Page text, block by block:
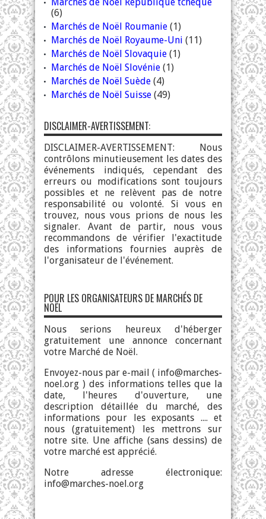
Marchés de Noël République tchèque
(6)
Marchés de Noël Roumanie (1)
Marchés de Noël Royaume-Uni (11)
Marchés de Noël Slovaquie (1)
Marchés de Noël Slovénie (1)
Marchés de Noël Suède (4)
Marchés de Noël Suisse (49)
DISCLAIMER-AVERTISSEMENT:
DISCLAIMER-AVERTISSEMENT: Nous
contrôlons minutieusement les dates des
événements indiqués, cependant des
erreurs ou modifications sont toujours
possibles et ne relèvent pas de notre
responsabilité ou volonté. Si vous en
trouvez, nous vous prions de nous les
signaler. Avant de partir, nous vous
recommandons de vérifier l'exactitude
des informations fournies auprès de
l'organisateur de l'événement.
POUR LES ORGANISATEURS DE MARCHÉS DE
NOËL
Nous serions heureux d'héberger
gratuitement une annonce concernant
votre Marché de Noël.
Envoyez-nous par e-mail ( info@marches-
noel.org ) des informations telles que la
date, l'heures d'ouverture, une
description détaillée du marché, des
informations pour les exposants .... et
nous (gratuitement) les mettrons sur
notre site. Une affiche (sans dessins) de
votre marché est apprécié.
Notre adresse électronique:
info@marches-noel.org